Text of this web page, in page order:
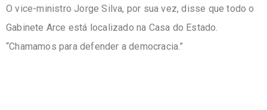
O vice-ministro Jorge Silva, por sua vez, disse que todo o
Gabinete Arce está localizado na Casa do Estado.
“Chamamos para defender a democracia.”